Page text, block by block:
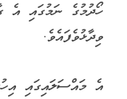
ހޯދުމުގެ ނަމުގައި އެ
ވިދާޅުވެފައެވެ.
އެ މައްސަލައިގައި